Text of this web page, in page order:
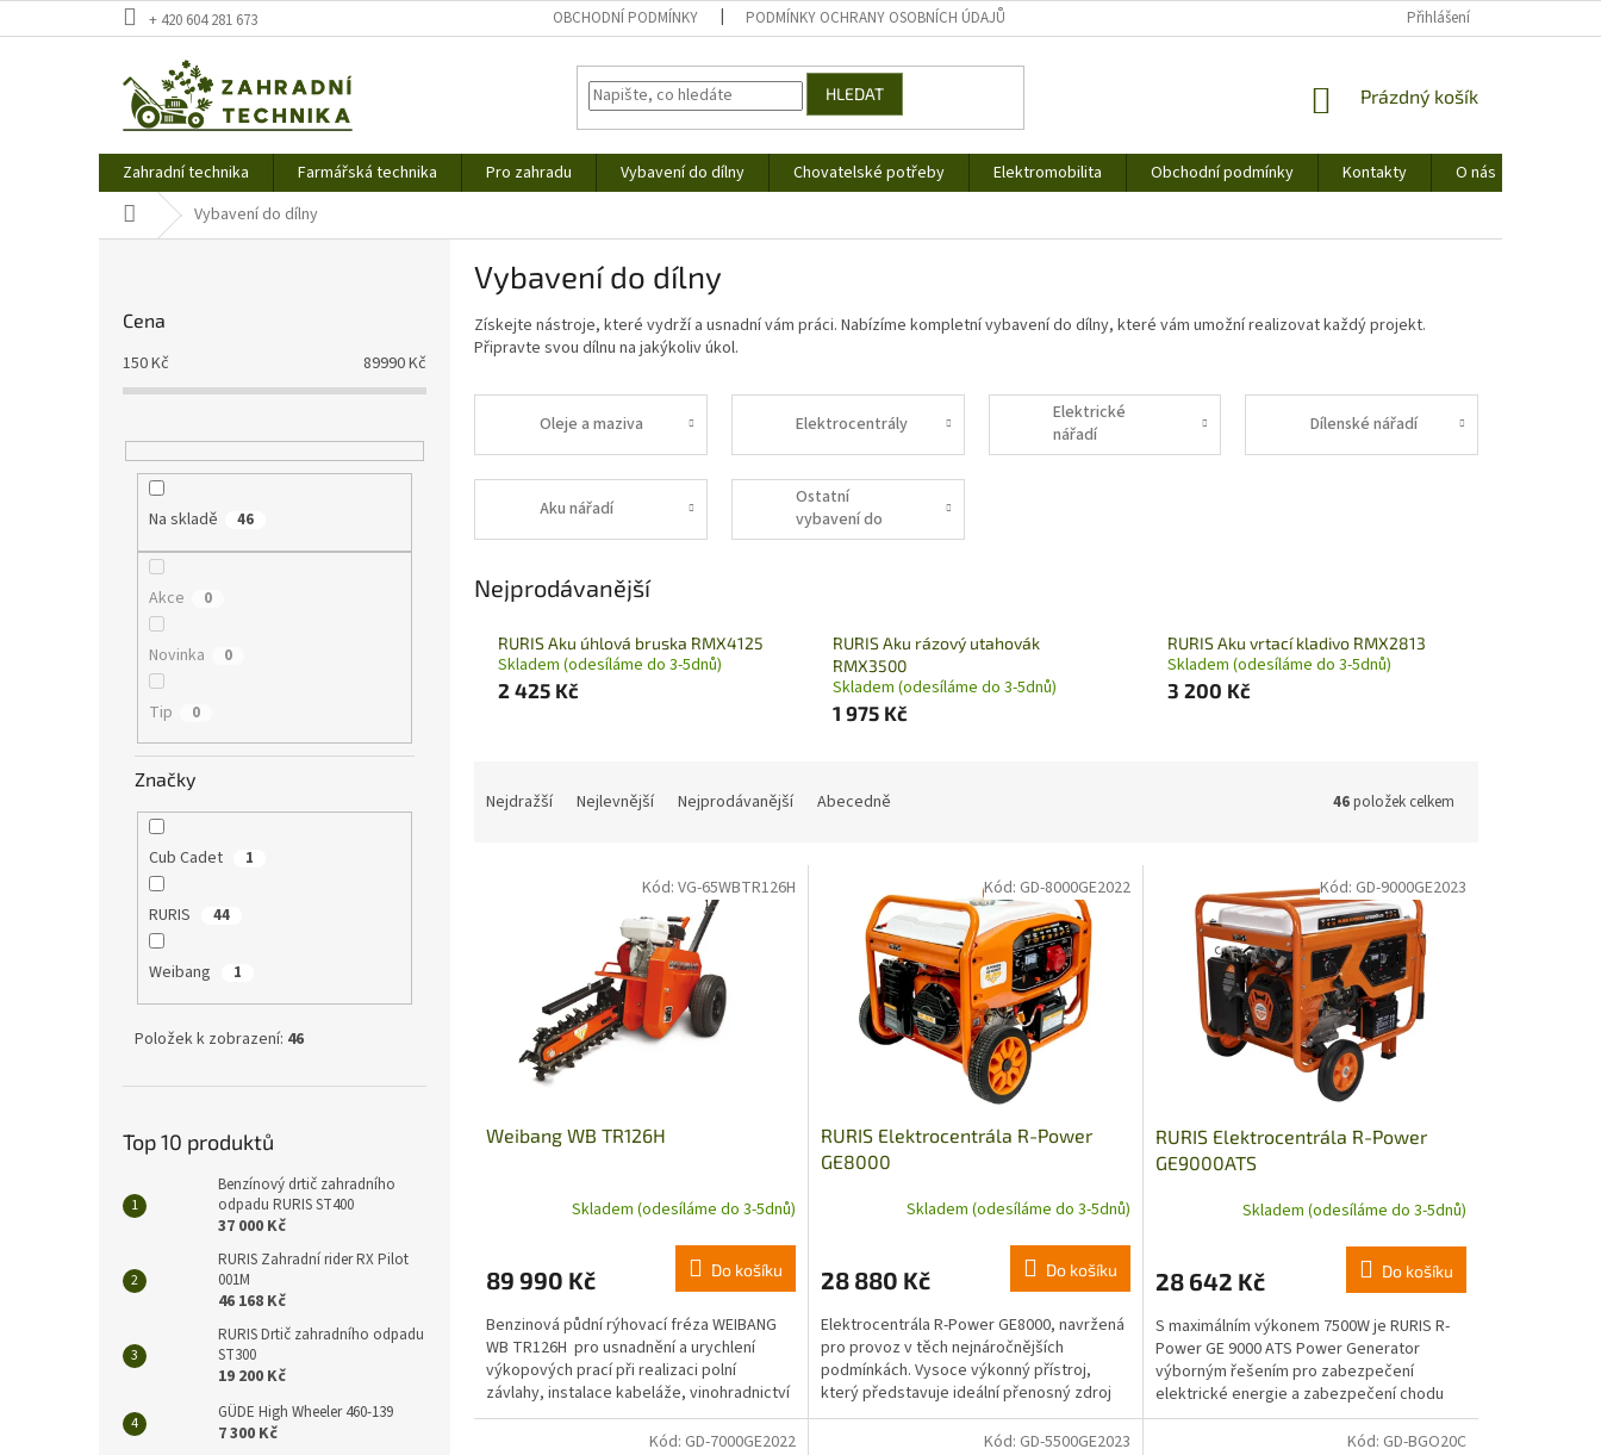
na
+ 420 604 281 673 OBCHODNÍ PODMÍNKY PODMÍNKY OCHRANY OSOBNÍCH ÚDAJŮ Přihlášení
HLEDAT
NÁKUPNÍ
Prázdný košík
Zahradní technika Farmářská technika Pro zahradu Vybavení do dílny Chovatelské potřeby Elektromobilita Obchodní podmínky Kontakty
O nás
Domů Vybavení do dílny
Cena
150Kč 89990Kč
Na skladě 46
Akce 0
Novinka 0
Tip 0
Značky
Cub Cadet 1
RURIS 44
Weibang 1
Položek k zobrazení: 46
Top 10 produktů
Benzínový drtič zahradního
odpadu RURIS ST400
37 000 Kč
RURIS Zahradní rider RX Pilot
001M
46 168 Kč
RURIS Drtič zahradního odpadu
ST300
19 200 Kč
GÜDE High Wheeler 460-139
7 300 Kč
Vybavení do dílny
Získejte nástroje, které vydrží a usnadní vám práci. Nabízíme kompletní vybavení do dílny, které vám umožní realizovat každý projekt.
Připravte svou dílnu na jakýkoliv úkol.
Oleje a maziva Elektrocentrály
Elektrické
nářadí
Dílenské nářadí
Aku nářadí
Ostatní
vybavení do
dílny
Nejprodávanější
RURIS Aku úhlová bruska RMX4125
Skladem (odesíláme do 3-5dnů)
2 425 Kč
RURIS Aku rázový utahovák
RMX3500
Skladem (odesíláme do 3-5dnů)
1 975 Kč
RURIS Aku vrtací kladivo RMX2813
Skladem (odesíláme do 3-5dnů)
3 200 Kč
Nejdražší Nejlevnější Nejprodávanější Abecedně 46položek celkem
Weibang WB TR126H
Skladem (odesíláme do 3-5dnů)
89 990 Kč Do košíku
Benzinová půdní rýhovací fréza WEIBANG
WB TR126H pro usnadnění a urychlení
výkopových prací při realizaci polní
závlahy, instalace kabeláže, vinohradnictví
apod.
Kód: VG-65WBTR126H
RURIS Elektrocentrála R-Power
GE8000
Skladem (odesíláme do 3-5dnů)
28 880 Kč Do košíku
Elektrocentrála R-Power GE8000, navržená
pro provoz v těch nejnáročnějších
podmínkách. Vysoce výkonný přístroj,
který představuje ideální přenosný zdroj
energie pro profesionály.
Kód: GD-8000GE2022
RURIS Elektrocentrála R-Power
GE9000ATS
Skladem (odesíláme do 3-5dnů)
28 642 Kč Do košíku
S maximálním výkonem 7500W je RURIS R-
Power GE 9000 ATS Power Generator
výborným řešením pro zabezpečení
elektrické energie a zabezpečení chodu
spotřebičů i při kalamitách nebo...
Kód: GD-9000GE2023
Kód: GD-7000GE2022 Kód: GD-5500GE2023 Kód: GD-BGO20C